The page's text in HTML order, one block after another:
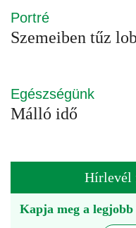
Portré
Szemeiben tűz
Egészségünk
Málló idő
Hírlevél
Kapja meg a